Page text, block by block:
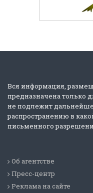
Вся информация,
предназначена только
не подлежит
распространению в
письменного
Об агентстве
Пресс-центр
Реклама на сайте